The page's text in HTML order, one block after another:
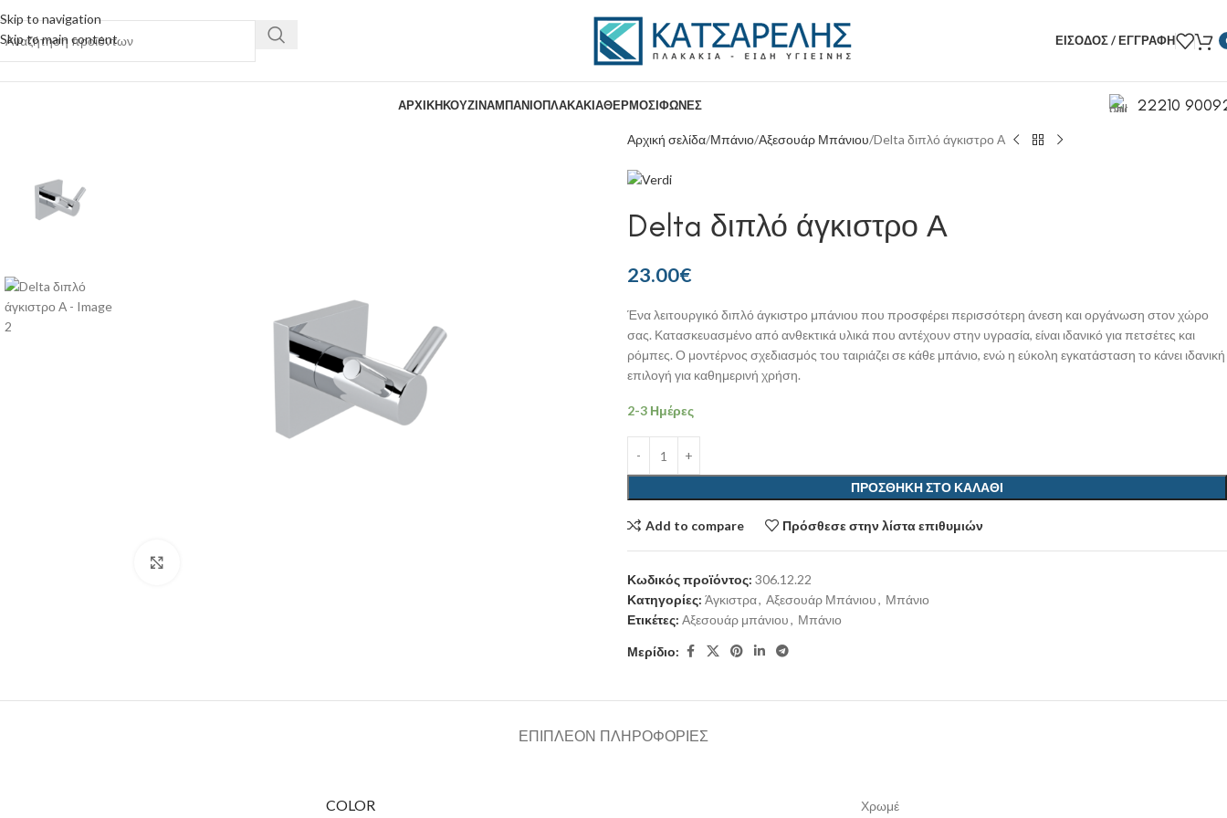
Skip to navigation
Skip to main content
ΕΊΣΟΔΟΣ / ΕΓΓΡΑΦΉ
ΑΡΧΙΚΉΚΟΥΖΊΝΑΜΠΆΝΙΟΠΛΑΚΆΚΙΑΘΕΡΜΟΣΊΦΩΝΕΣ 22210
Αρχική σελίδα Μπάνιο Αξεσουάρ Μπάνιου Delta διπλό άγκιστρο Α
Delta διπλό άγκιστρο Α
23.00€
Ένα λειτουργικό διπλό άγκιστρο μπάνιου που προσφέρει περισσότερη άνεση και οργάνωση στον χώρο
σας. Κατασκευασμένο από ανθεκτικά υλικά που αντέχουν στην υγρασία, είναι ιδανικό για πετσέτες και
ρόμπες. Ο μοντέρνος σχεδιασμός του ταιριάζει σε κάθε μπάνιο, ενώ η εύκολη εγκατάσταση το κάνει ιδανική
επιλογή για καθημερινή χρήση.
2-3 Ημέρες
ΠΡΟΣΘΉΚΗ ΣΤΟ ΚΑΛΆΘΙ
Add to compare Πρόσθεσε στην λίστα επιθυμιών
Κωδικός προϊόντος: 306.12.22
Κατηγορίες: Άγκιστρα, Αξεσουάρ Μπάνιου, Μπάνιο
Ετικέτες: Αξεσουάρ μπάνιου, Μπάνιο
Μερίδιο:
ΕΠΙΠΛΈΟΝ ΠΛΗΡΟΦΟΡΊΕΣ
COLOR Χρωμέ